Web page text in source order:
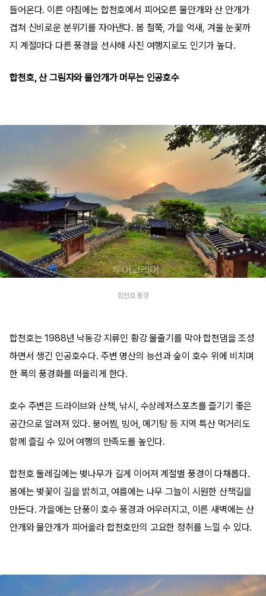
들어온다. 이른 아침에는 합천호에서 피어오른 물안개와 산 안개가
겹쳐 신비로운 분위기를 자아낸다. 봄 철쭉, 가을 억새, 겨울 눈꽃까
지 계절마다 다른 풍경을 선사해 사진 여행지로도 인기가 높다.
합천호, 산 그림자와 물안개가 머무는 인공호수
합천호 풍경
합천호는 1988년 낙동강 지류인 황강 물줄기를 막아 합천댐을 조성
하면서 생긴 인공호수다. 주변 명산의 능선과 숲이 호수 위에 비치며
한 폭의 풍경화를 떠올리게 한다.
호수 주변은 드라이브와 산책, 낚시, 수상레저스포츠를 즐기기 좋은
공간으로 알려져 있다. 붕어찜, 빙어, 메기탕 등 지역 특산 먹거리도
함께 즐길 수 있어 여행의 만족도를 높인다.
합천호 둘레길에는 벚나무가 길게 이어져 계절별 풍경이 다채롭다.
봄에는 벚꽃이 길을 밝히고, 여름에는 나무 그늘이 시원한 산책길을
만든다. 가을에는 단풍이 호수 풍경과 어우러지고, 이른 새벽에는 산
안개와 물안개가 피어올라 합천호만의 고요한 정취를 느낄 수 있다.